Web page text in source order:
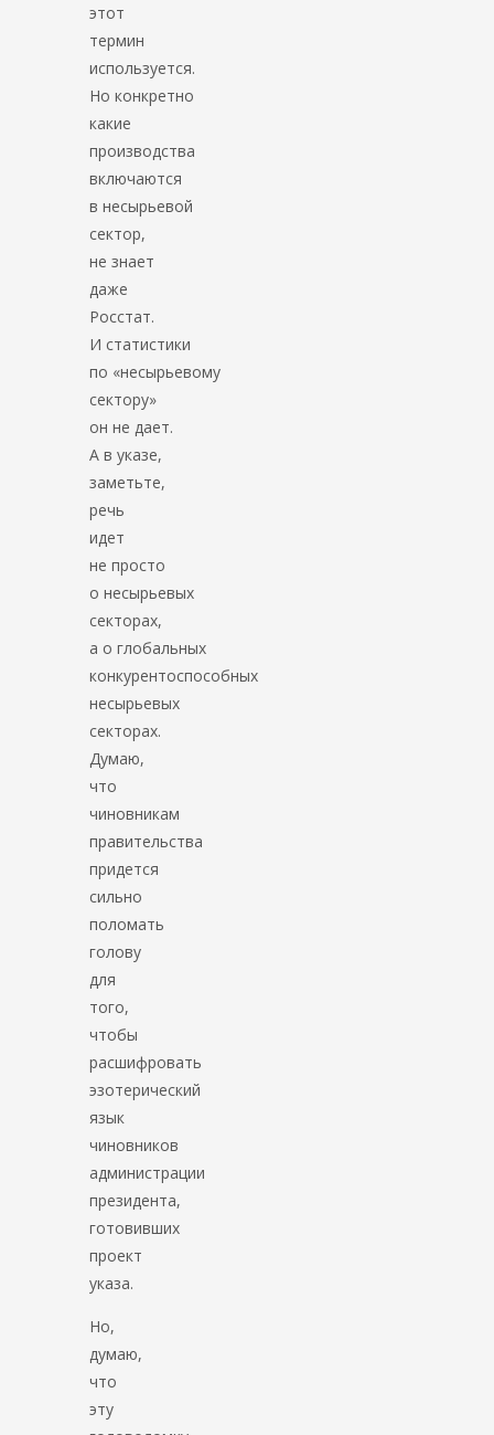
этот
термин
используется.
Но конкретно
какие
производства
включаются
в несырьевой
сектор,
не знает
даже
Росстат.
И статистики
по «несырьевому
сектору»
он не дает.
А в указе,
заметьте,
речь
идет
не просто
о несырьевых
секторах,
а о глобальных
конкурентоспособных
несырьевых
секторах.
Думаю,
что
чиновникам
правительства
придется
сильно
поломать
голову
для
того,
чтобы
расшифровать
эзотерический
язык
чиновников
администрации
президента,
готовивших
проект
указа.
Но,
думаю,
что
эту